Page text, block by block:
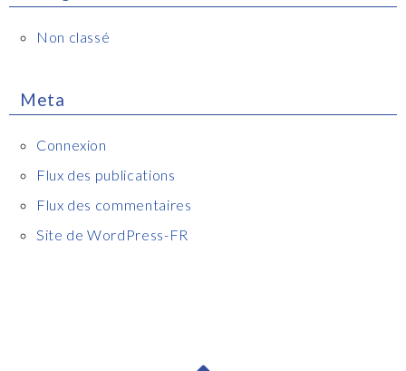
Non classé
Meta
Connexion
Flux des publications
Flux des commentaires
Site de WordPress-FR